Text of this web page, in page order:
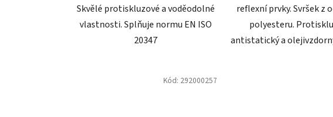
Skvělé protiskluzové a voděodolné
vlastnosti. Splňuje normu EN ISO
20347
reflexní prvky. Svršek z
polyesteru.
antistatický a
Kód: 292000257